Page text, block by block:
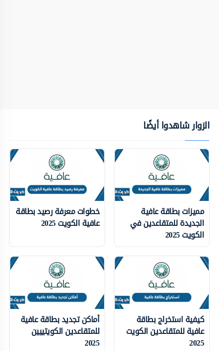
الزوار شاهدوا أيضًا
مميزات بطاقة عافية
الجديدة للمتقاعدين في
الكويت 2025
خطوات معرفة رصيد بطاقة
عافية الكويت 2025
كيفية استخراج بطاقة
عافية للمتقاعدين الكويت
2025
أماكن تجديد بطاقة عافية
للمتقاعدين الكويتييين
2025